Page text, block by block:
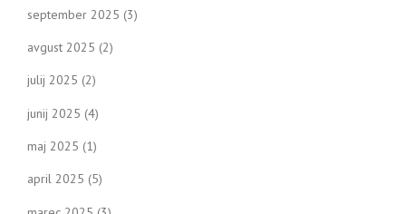
september 2025 (3)
avgust 2025 (2)
julij 2025 (2)
junij 2025 (4)
maj 2025 (1)
april 2025 (5)